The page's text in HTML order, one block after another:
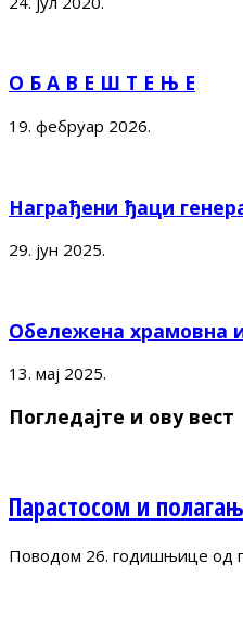
О Б А В Е Ш Т Е Њ Е
19. фебруар 2026.
Награђени ђаци
29. јун 2025.
Обележена храмовна
13. мај 2025.
Погледајте и ову вест
Парастосом и
Поводом 26. годишњице од